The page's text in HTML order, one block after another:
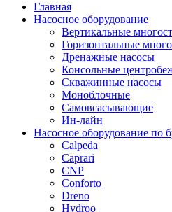
Главная
Насосное оборудование
Вертикальные
Горизонтальные
Дренажные насосы
Консольные
Скважинные насосы
Моноблочные
Самовсасывающие
Ин-лайн
Насосное оборудование по
Calpeda
Caprari
CNP
Conforto
Dreno
Hydroo